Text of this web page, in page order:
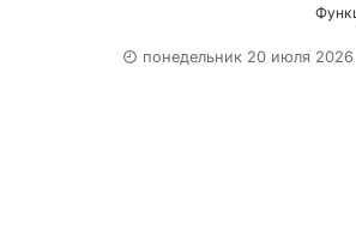
понедельник 20 июля 2026